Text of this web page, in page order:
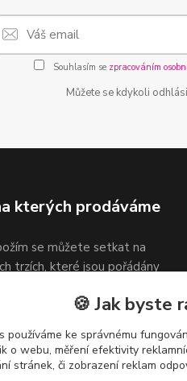
Souhlasím se zpracováním
Můžete se kdykoli
kterých prodáváme
se můžete setkat na
trzích, které jsou pořádány
🍪 Jak byste
používáme ke správnému
o webu, měření efektivity
stránek, či zobrazení reklam